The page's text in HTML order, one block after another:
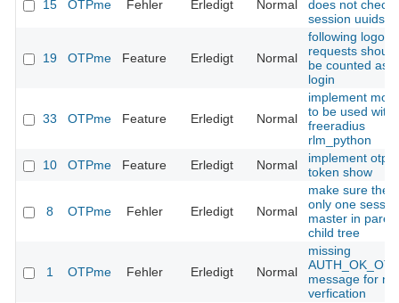
15 OTPme Fehler Erledigt Normal
does not check
session uuids
19 OTPme Feature Erledigt Normal
following logout
requests
be counted as
login
33 OTPme Feature Erledigt Normal
implement
to be used with
freeradius
rlm_python
10
OTPme Feature Erledigt Normal
implement
token show
8 OTPme Fehler Erledigt Normal
make sure
only one
master in
child tree
1 OTPme Fehler Erledigt Normal
missing
AUTH_OK_OTP
message for
verfication